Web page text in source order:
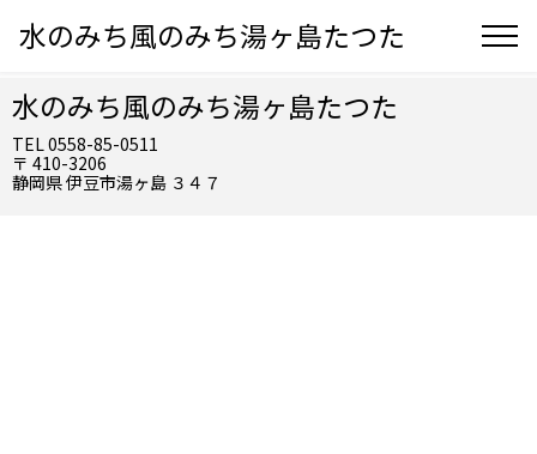
水のみち風のみち湯ヶ島たつた
水のみち風のみち湯ヶ島たつた
TEL 0558-85-0511
〒 410-3206
静岡県 伊豆市湯ヶ島 ３４７